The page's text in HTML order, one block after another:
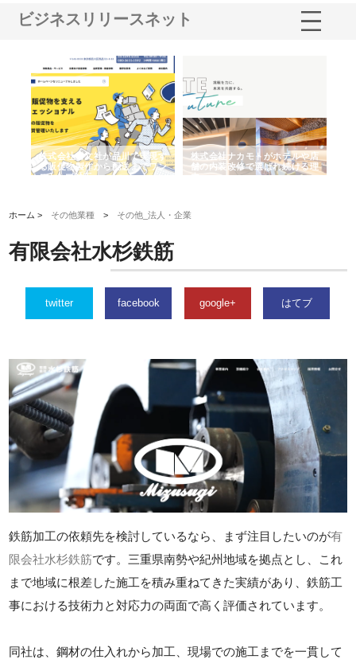
ビジネスリリースネット
株式会社耕文社が品川で実現す
る販促物製作から配送までワン
ストップ対応
株式会社ナカモトがホテルや店
舗の内装改修で選ばれ続ける理
由
ホーム > その他業種 > その他_法人・企業
有限会社水杉鉄筋
twitter facebook google+ はてブ
鉄筋加工の依頼先を検討しているなら、まず注目したいのが有
限会社水杉鉄筋です。三重県南勢や紀州地域を拠点とし、これ
まで地域に根差した施工を積み重ねてきた実績があり、鉄筋工
事における技術力と対応力の両面で高く評価されています。
同社は、鋼材の仕入れから加工、現場での施工までを一貫して